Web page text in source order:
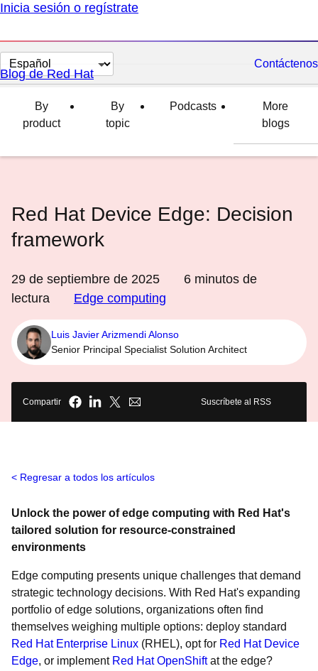
Inicia sesión o regístrate
Cambiar
el
idioma
Contáctenos
Blog de Red Hat
By
product
By
topic
Podcasts
More
blogs
Red Hat Device Edge: Decision
framework
29 de septiembre de 2025 6 minutos de
lectura
Edge computing
Luis Javier Arizmendi Alonso
Senior Principal Specialist Solution Architect
Compartir Suscríbete al RSS
Regresar a todos los artículos
Unlock the power of edge computing with Red Hat's
tailored solution for resource-constrained
environments
Edge computing presents unique challenges that demand
strategic technology decisions. With Red Hat's expanding
portfolio of edge solutions, organizations often find
themselves weighing multiple options: deploy standard
Red Hat Enterprise Linux (RHEL), opt for Red Hat Device
Edge, or implement Red Hat OpenShiftat the edge?